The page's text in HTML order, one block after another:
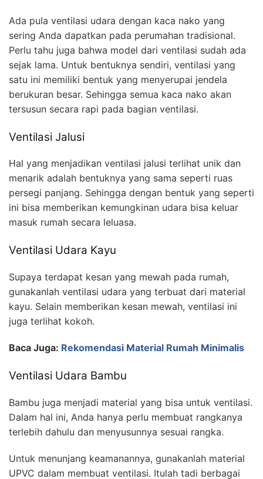
Ada pula ventilasi udara dengan kaca nako yang
sering Anda dapatkan pada perumahan tradisional.
Perlu tahu juga bahwa model dari ventilasi sudah ada
sejak lama. Untuk bentuknya sendiri, ventilasi yang
satu ini memiliki bentuk yang menyerupai jendela
berukuran besar. Sehingga semua kaca nako akan
tersusun secara rapi pada bagian ventilasi.
Ventilasi Jalusi
Hal yang menjadikan ventilasi jalusi terlihat unik dan
menarik adalah bentuknya yang sama seperti ruas
persegi panjang. Sehingga dengan bentuk yang seperti
ini bisa memberikan kemungkinan udara bisa keluar
masuk rumah secara leluasa.
Ventilasi Udara Kayu
Supaya terdapat kesan yang mewah pada rumah,
gunakanlah ventilasi udara yang terbuat dari material
kayu. Selain memberikan kesan mewah, ventilasi ini
juga terlihat kokoh.
Baca Juga: Rekomendasi Material Rumah Minimalis
Ventilasi Udara Bambu
Bambu juga menjadi material yang bisa untuk ventilasi.
Dalam hal ini, Anda hanya perlu membuat rangkanya
terlebih dahulu dan menyusunnya sesuai rangka.
Untuk menunjang keamanannya, gunakanlah material
UPVC dalam membuat ventilasi. Itulah tadi berbagai